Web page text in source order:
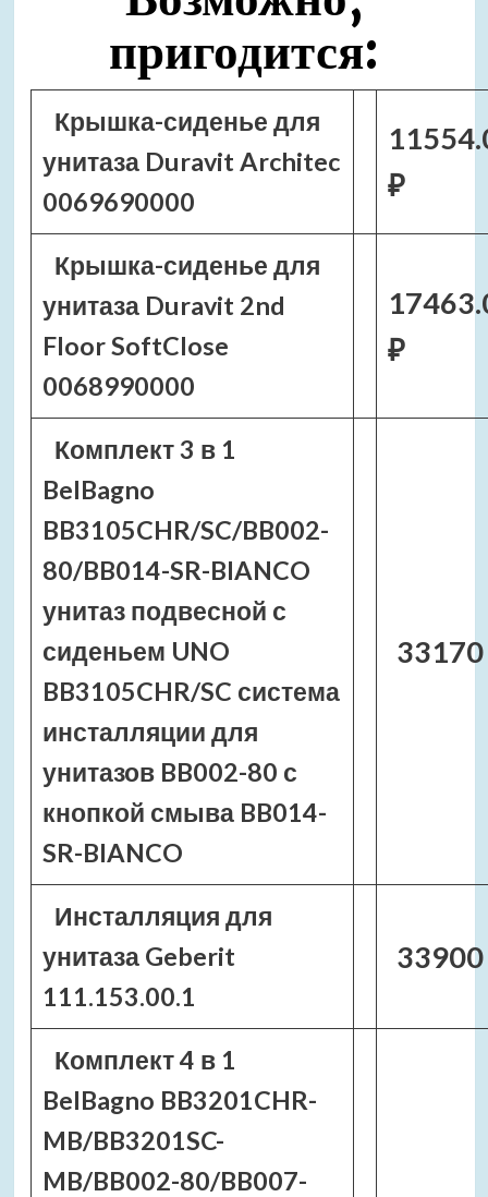
пригодится:
Крышка-сиденье для
унитаза Duravit Architec
0069690000
₽
Крышка-сиденье для
унитаза Duravit 2nd
Floor SoftClose
0068990000
₽
Комплект 3 в 1
BelBagno
BB3105CHR/SC/BB002-
80/BB014-SR-BIANCO
унитаз подвесной с
сиденьем UNO
BB3105CHR/SC система
инсталляции для
унитазов BB002-80 с
кнопкой смыва BB014-
SR-BIANCO
Инсталляция для
унитаза Geberit
111.153.00.1
Комплект 4 в 1
BelBagno BB3201CHR-
MB/BB3201SC-
MB/BB002-80/BB007-